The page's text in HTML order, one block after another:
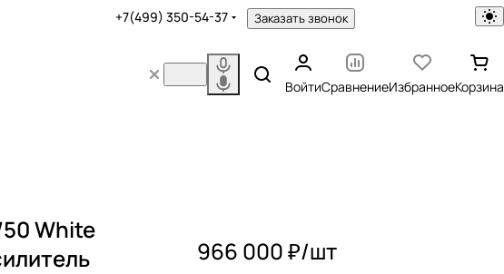
+7(499) 350-54-37 Заказать звонок
ВойтиСравнениеИзбранноеКорзина
White
966 000 ₽/шт